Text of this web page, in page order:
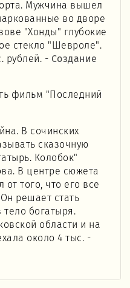
Мужчина вышел
во дворе
"Хонды" глубокие
стекло "Шевроле".
рублей. - Создание
фильм "Последний
В сочинских
сказочную
Колобок"
В центре сюжета
того, что его все
Он решает стать
тело богатыря.
области и на
около 4 тыс. -